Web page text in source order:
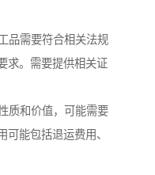
品需要符合相关法规
求。需要提供相关证
质和价值，可能需要
能包括退运费用、